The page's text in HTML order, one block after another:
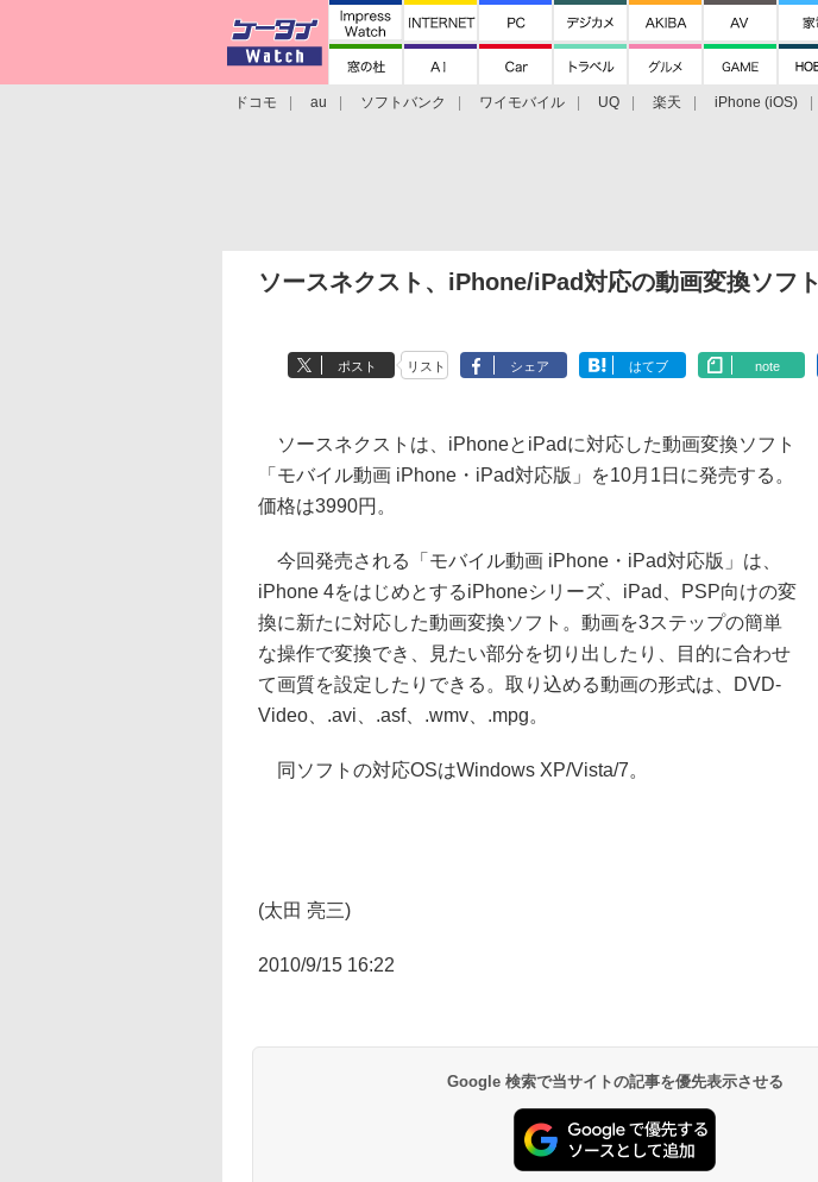
ドコモ au ソフトバンク ワイモバイル UQ 楽天 iPhone (iOS)
ソースネクスト、iPhone/iPad対応の動画変換ソフト
ポスト リスト シェア はてブ note
ソースネクストは、iPhoneとiPadに対応した動画変換ソフト
「モバイル動画 iPhone・iPad対応版」を10月1日に発売する。
価格は3990円。
今回発売される「モバイル動画 iPhone・iPad対応版」は、
iPhone 4をはじめとするiPhoneシリーズ、iPad、PSP向けの変
換に新たに対応した動画変換ソフト。動画を3ステップの簡単
な操作で変換でき、見たい部分を切り出したり、目的に合わせ
て画質を設定したりできる。取り込める動画の形式は、DVD-
Video、.avi、.asf、.wmv、.mpg。
同ソフトの対応OSはWindows XP/Vista/7。
(太田 亮三)
2010/9/15 16:22
Google 検索で当サイトの記事を優先表示させる